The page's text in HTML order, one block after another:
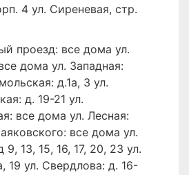
4 ул. Сиреневая, стр.
проезд: все дома ул.
дома ул. Западная:
д.1а, 3 ул.
д. 19-21 ул.
все дома ул. Лесная:
все дома ул.
13, 15, 16, 17, 20, 23 ул.
19 ул. Свердлова: д. 16-